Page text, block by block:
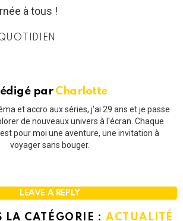
à tous !
par Charlotte
et accro aux séries, j'ai 29 ans et je passe
de nouveaux univers à l'écran. Chaque
pour moi une aventure, une invitation à
voyager sans bouger.
LEAVE A REPLY
LA CATÉGORIE : ACTUALITÉ